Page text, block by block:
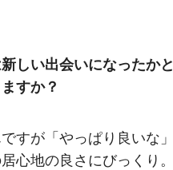
い出会いになったか
すか？
すが「やっぱり良いな
心地の良さにびっくり